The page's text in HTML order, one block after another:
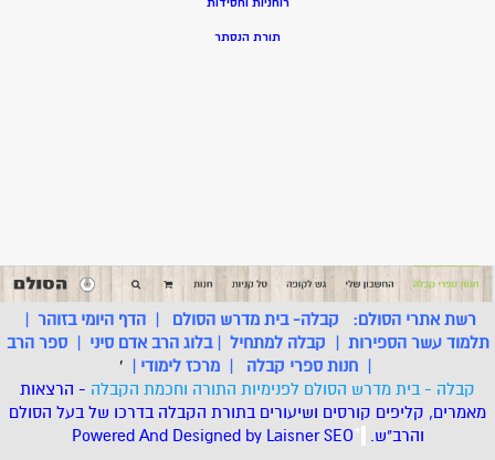
רוחניות וחסידות
תורת הנסתר
רשת אתרי הסולם: קבלה- בית מדרש הסולם |הדף היומי בזוהר |
תלמוד עשר הספירות | קבלה למתחיל |בלוג הרב אדם סיני |ספר הרב
| חנות ספרי קבלה | מרכז לימודי |
'
קבלה - בית מדרש הסולם לפנימיות התורה וחכמת הקבלה - הרצאות
מאמרים, קליפים קורסים ושיעורים בתורת הקבלה בדרכו של בעל הסולם
והרב"ש. *
Powered And Designed by LaisnerSEO